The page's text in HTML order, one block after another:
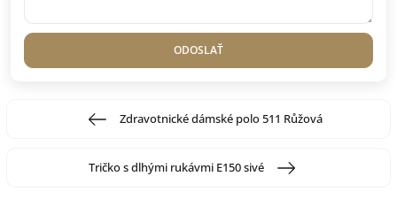
ODOSLAŤ
Zdravotnické dámské polo 511 Růžová
Tričko s dlhými rukávmi E150 sivé